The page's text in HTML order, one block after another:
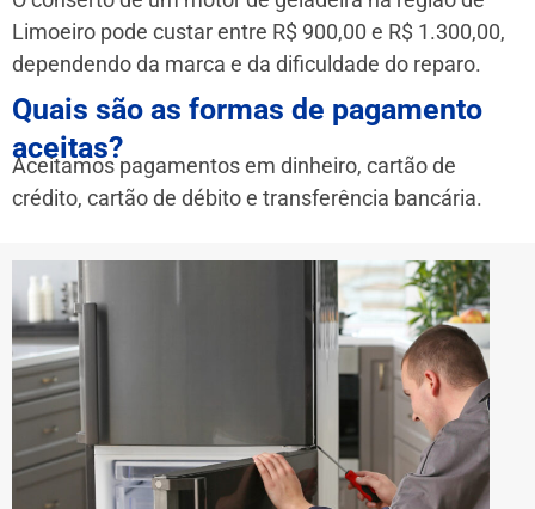
Limoeiro pode custar entre R$ 900,00 e R$ 1.300,00,
dependendo da marca e da dificuldade do reparo.
Quais são as formas de pagamento
aceitas?
Aceitamos pagamentos em dinheiro, cartão de
crédito, cartão de débito e transferência bancária.